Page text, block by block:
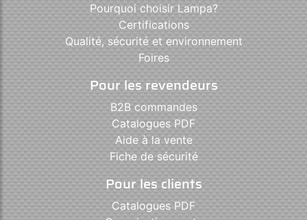
Pourquoi choisir Lampa?
Certifications
Qualité, sécurité et environnement
Foires
Pour les revendeurs
B2B commandes
Catalogues PDF
Aide à la vente
Fiche de sécurité
Pour les clients
Catalogues PDF